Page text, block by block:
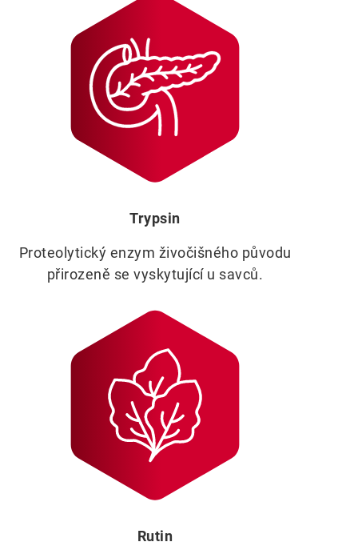
Trypsin
Proteolytický enzym živočišného původu
přirozeně se vyskytující u savců.
Rutin